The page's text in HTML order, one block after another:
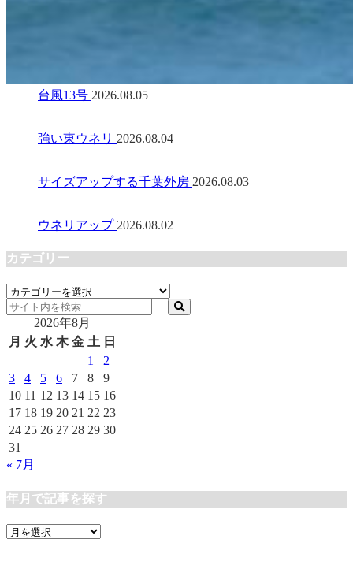
台風13号 2026.08.05
強い東ウネリ 2026.08.04
サイズアップする千葉外房 2026.08.03
ウネリアップ 2026.08.02
カテゴリー
カ
テ
リ
2026年8月
月 火 水 木 金 土 日
1
2
3
4 5 6 7 8
9
10 11 12 13 14 15 16
17 18 19 20 21 22 23
24 25 26 27 28 29 30
31
« 7月
年月で記事を探す
年